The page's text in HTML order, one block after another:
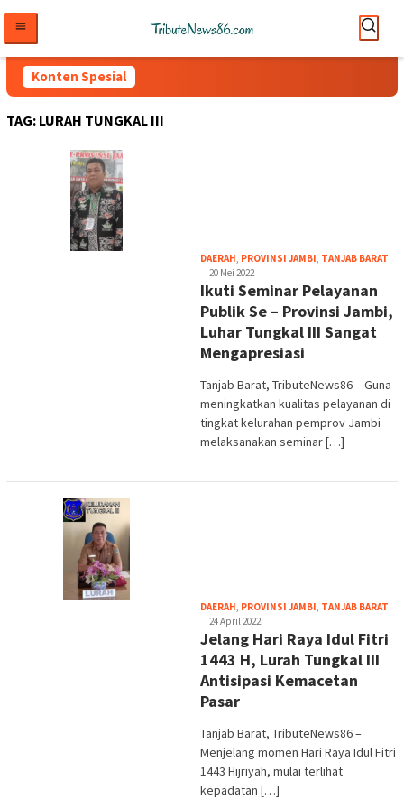
konten
Konten Spesial
TAG: LURAH TUNGKAL III
DAERAH, PROVINSI JAMBI, TANJAB BARAT
20 Mei 2022
Ikuti Seminar Pelayanan
Publik Se – Provinsi Jambi,
Luhar Tungkal III Sangat
Mengapresiasi
Tanjab Barat, TributeNews86 – Guna
meningkatkan kualitas pelayanan di
tingkat kelurahan pemprov Jambi
melaksanakan seminar […]
DAERAH, PROVINSI JAMBI, TANJAB BARAT
24 April 2022
Jelang Hari Raya Idul Fitri
1443 H, Lurah Tungkal III
Antisipasi Kemacetan
Pasar
Tanjab Barat, TributeNews86 –
Menjelang momen Hari Raya Idul Fitri
1443 Hijriyah, mulai terlihat
kepadatan […]